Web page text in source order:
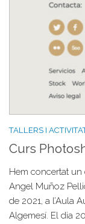
TALLERS I
Curs
Hem concertat
Angel Muñoz
de 2021, a l’Aula
Algemesí. El dia